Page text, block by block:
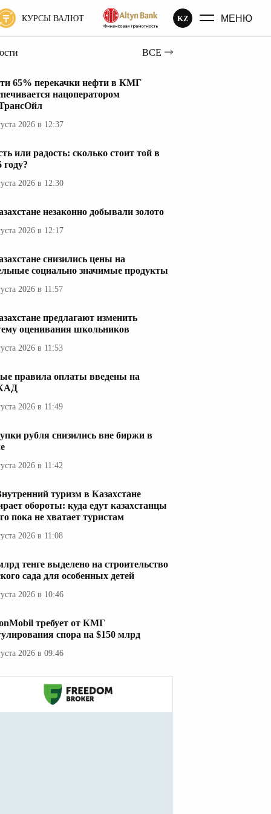
КУРСЫ ВАЛЮТ KZ МЕНЮ
ВСЕ
65% перекачки нефти в КМГ
нацоператором
2026 в 12:37
или радость: сколько стоит той в
году?
2026 в 12:30
незаконно добывали золото
2026 в 12:17
снизились цены на
социально значимые продукты
2026 в 11:57
предлагают изменить
оценивания школьников
2026 в 11:53
правила оплаты введены на
2026 в 11:49
рубля снизились вне биржи в
2026 в 11:42
туризм в Казахстане
обороты: куда едут казахстанцы
пока не хватает туристам
2026 в 11:08
тенге выделено на строительство
сада для особенных детей
2026 в 10:46
требует от КМГ
спора на $150 млрд
2026 в 09:46